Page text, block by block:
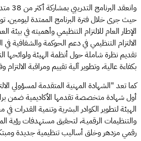
حيث جرى خلال فترة البرنامج الممتدة ليومين،
الإطار العام للالتزام التنظيمي وأهميته في
الالتزام التنظيمي في دعم الحوكمة والشفافية في
تقديم نظرة شاملة حول أنظمة الهيئة ولوائحها
بكفاءة عالية، وتطوير آلية تقييم ومراقبة الالتزام
كما تعد "الشهادة المهنية المتقدمة لمسؤولي
أول شهادة متخصصة تقدمها الأكاديمية ضمن
الهيئة لتطوير الكوادر البشرية وتنمية القدرات
رقمي مزدهر وخلق أساليب تنظيمية جديدة